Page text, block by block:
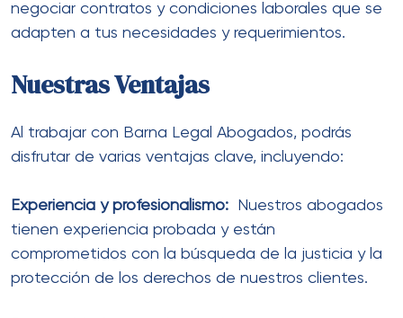
negociar contratos y condiciones laborales que se
adapten a tus necesidades y requerimientos.
Nuestras Ventajas
Al trabajar con Barna Legal Abogados, podrás
disfrutar de varias ventajas clave, incluyendo:
Experiencia y profesionalismo:
Nuestros abogados
tienen experiencia probada y están
comprometidos con la búsqueda de la justicia y la
protección de los derechos de nuestros clientes.